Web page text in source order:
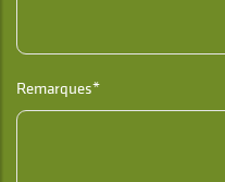
Remarques*